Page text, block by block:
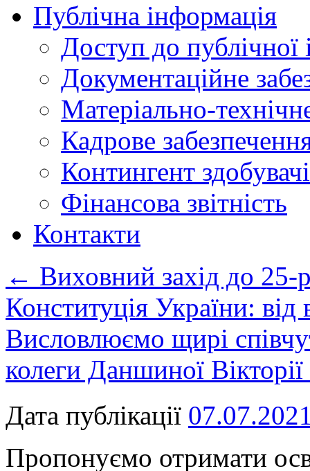
Публічна інформація
Доступ до публічної
Документаційне
Матеріально-
Кадрове
Контингент
Фінансова звітність
Контакти
← Виховний захід до 25-
Конституція України: від
Висловлюємо щирі
колеги Даншиної
Дата публікації
Пропонуємо отримати